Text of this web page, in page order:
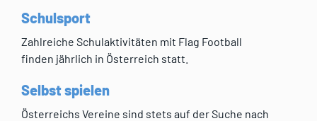
Schulsport
Zahlreiche Schulaktivitäten mit Flag Football
finden jährlich in Österreich statt.
Selbst spielen
Österreichs Vereine sind stets auf der Suche nach